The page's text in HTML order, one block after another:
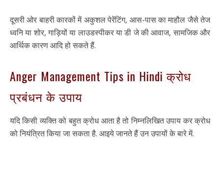
दूसरी ओर बाहरी कारकों में अकुशल पेरेंटिंग, आस-पास का माहौल जैसे तेज
ध्वनि या शोर, गाड़ियों या लाउडस्पीकर या डी जे की आवाज, सामजिक और
आर्थिक कारण आदि हो सकते हैं.
Anger Management Tips in Hindi क्रोध
प्रबंधन के उपाय
यदि किसी व्यक्ति को बहुत क्रोध आता है तो निम्नलिखित उपाय कर क्रोध
को नियंत्रित किया जा सकता है. आइये जानते हैं उन उपायों के बारे में.